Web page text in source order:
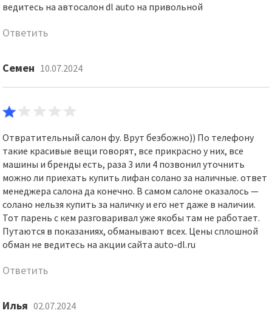
ведитесь на автосалон dl auto на привольной
Ответить
Семен 10.07.2024
Отвратительный салон фу. Врут безбожно)) По телефону
такие красивые вещи говорят, все прикрасно у них, все
машины и бренды есть, раза 3 или 4 позвонил уточнить
можно ли приехать купить лифан солано за наличные. ответ
менеджера салона да конечно. В самом салоне оказалось —
солано нельзя купить за наличку и его нет даже в наличии.
Тот парень с кем разговаривал уже якобы там не работает.
Путаются в показаниях, обманывают всех. Цены сплошной
обман не ведитесь на акции сайта auto-dl.ru
Ответить
Илья 02.07.2024